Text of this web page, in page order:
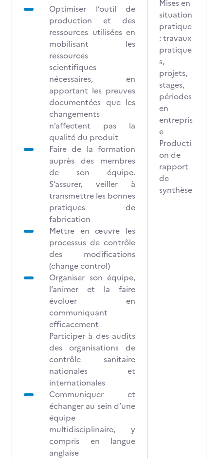
Optimiser l’outil de
production et des
ressources utilisées en
mobilisant les
ressources
scientifiques
nécessaires, en
apportant les preuves
documentées que les
changements
n’affectent pas la
qualité du produit
Faire de la formation
auprès des membres
de son équipe.
S’assurer, veiller à
transmettre les bonnes
pratiques de
fabrication
Mettre en œuvre les
processus de contrôle
des modifications
(change control)
Organiser son équipe,
l’animer et la faire
évoluer en
communiquant
efficacement
Participer à des audits
des organisations de
contrôle sanitaire
nationales et
internationales
Communiquer et
échanger au sein d’une
équipe
multidisciplinaire, y
compris en langue
anglaise
Mises en
situation
pratique
: travaux
pratique
s,
projets,
stages,
périodes
en
entrepris
e
Producti
on de
rapport
de
synthèse